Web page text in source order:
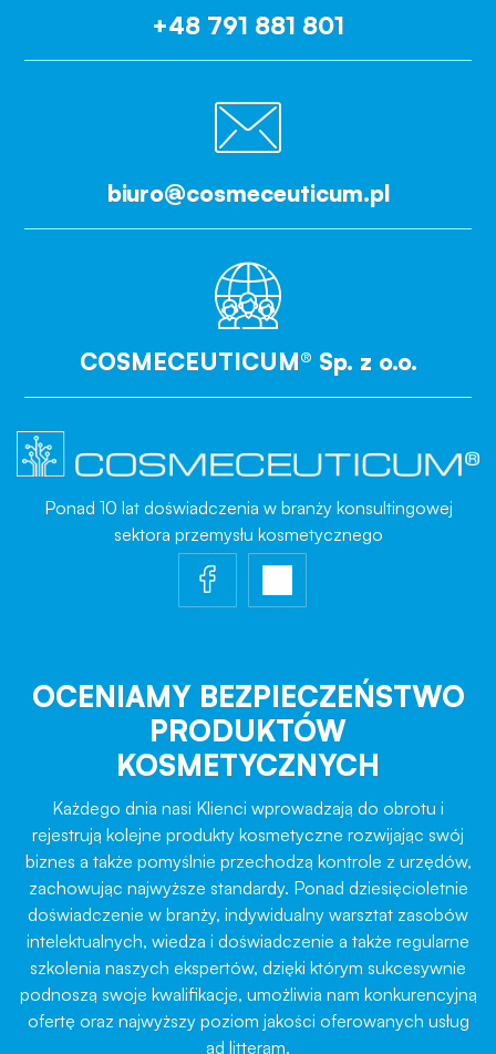
+48 791 881 801
biuro@cosmeceuticum.pl
COSMECEUTICUM® Sp. z o.o.
Ponad 10 lat doświadczenia w branży konsultingowej
sektora przemysłu kosmetycznego
OCENIAMY BEZPIECZEŃSTWO
PRODUKTÓW
KOSMETYCZNYCH
Każdego dnia nasi Klienci wprowadzają do obrotu i
rejestrują kolejne produkty kosmetyczne rozwijając swój
biznes a także pomyślnie przechodzą kontrole z urzędów,
zachowując najwyższe standardy. Ponad dziesięcioletnie
doświadczenie w branży, indywidualny warsztat zasobów
intelektualnych, wiedza i doświadczenie a także regularne
szkolenia naszych ekspertów, dzięki którym sukcesywnie
podnoszą swoje kwalifikacje, umożliwia nam konkurencyjną
ofertę oraz najwyższy poziom jakości oferowanych usług
ad litteram.